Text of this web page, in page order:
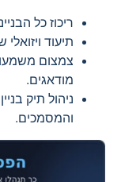
ריכוז כל
תיעוד
צמצום
מודאגים.
ניהול תיק
והמסמכים.